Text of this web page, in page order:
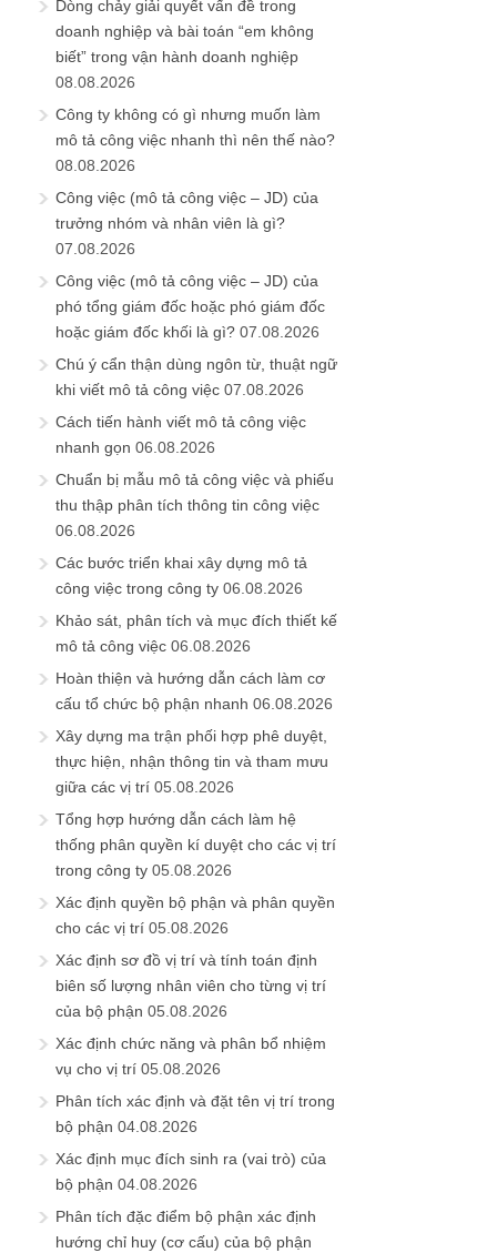
Dòng chảy giải quyết vấn đề trong
doanh nghiệp và bài toán “em không
biết” trong vận hành doanh nghiệp
08.08.2026
Công ty không có gì nhưng muốn làm
mô tả công việc nhanh thì nên thế nào?
08.08.2026
Công việc (mô tả công việc – JD) của
trưởng nhóm và nhân viên là gì?
07.08.2026
Công việc (mô tả công việc – JD) của
phó tổng giám đốc hoặc phó giám đốc
hoặc giám đốc khối là gì? 07.08.2026
Chú ý cẩn thận dùng ngôn từ, thuật ngữ
khi viết mô tả công việc 07.08.2026
Cách tiến hành viết mô tả công việc
nhanh gọn 06.08.2026
Chuẩn bị mẫu mô tả công việc và phiếu
thu thập phân tích thông tin công việc
06.08.2026
Các bước triển khai xây dựng mô tả
công việc trong công ty 06.08.2026
Khảo sát, phân tích và mục đích thiết kế
mô tả công việc 06.08.2026
Hoàn thiện và hướng dẫn cách làm cơ
cấu tổ chức bộ phận nhanh 06.08.2026
Xây dựng ma trận phối hợp phê duyệt,
thực hiện, nhận thông tin và tham mưu
giữa các vị trí 05.08.2026
Tổng hợp hướng dẫn cách làm hệ
thống phân quyền kí duyệt cho các vị trí
trong công ty 05.08.2026
Xác định quyền bộ phận và phân quyền
cho các vị trí 05.08.2026
Xác định sơ đồ vị trí và tính toán định
biên số lượng nhân viên cho từng vị trí
của bộ phận 05.08.2026
Xác định chức năng và phân bổ nhiệm
vụ cho vị trí 05.08.2026
Phân tích xác định và đặt tên vị trí trong
bộ phận 04.08.2026
Xác định mục đích sinh ra (vai trò) của
bộ phận 04.08.2026
Phân tích đặc điểm bộ phận xác định
hướng chỉ huy (cơ cấu) của bộ phận